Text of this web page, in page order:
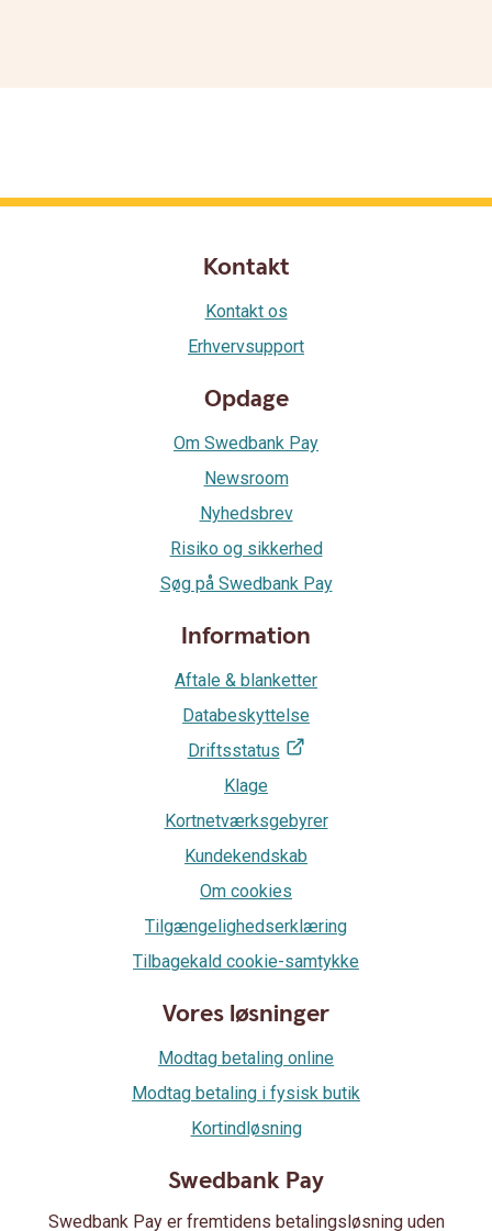
Swedbank Pay
Swedbank Pay er fremtidens betalingsløsning uden
Kontakt
Kontakt os
Erhvervsupport
Opdage
Om Swedbank Pay
Newsroom
Nyhedsbrev
Risiko og sikkerhed
Søg på Swedbank Pay
Information
Aftale & blanketter
Databeskyttelse
Driftsstatus
Klage
Kortnetværksgebyrer
Kundekendskab
Om cookies
Tilgængelighedserklæring
Tilbagekald cookie-samtykke
Vores løsninger
Modtag betaling online
Modtag betaling i fysisk butik
Kortindløsning